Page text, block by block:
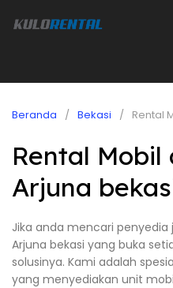
Beranda Bekasi Rental
Rental
Arjuna
Jika anda mencari penyedia
Arjuna bekasi yang buka
solusinya. Kami adalah
yang menyediakan unit